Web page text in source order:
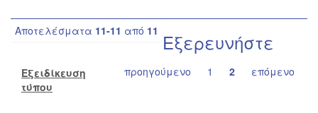
Αποτελέσματα 11-11 από 11
προηγούμενο 1 2 επόμενο
Εξερευνήστε
Εξειδίκευση
τύπου